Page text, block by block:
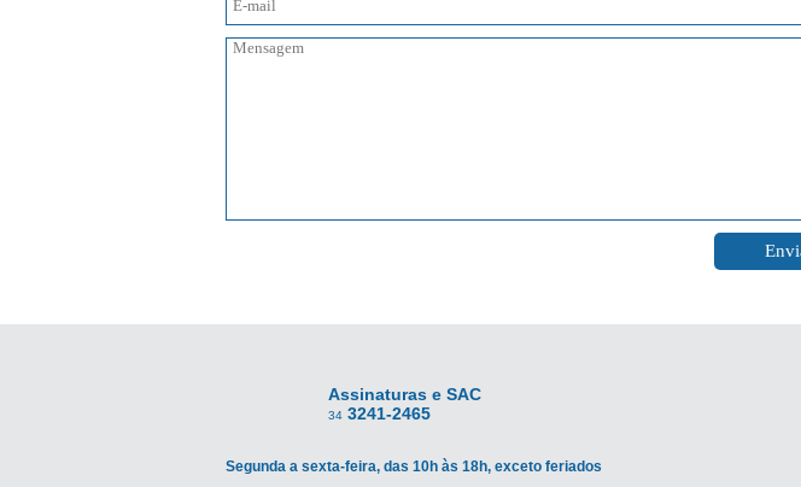
Assinaturas e SAC
34 3241-2465
Segunda a sexta-feira, das 10h às 18h, exceto feriados